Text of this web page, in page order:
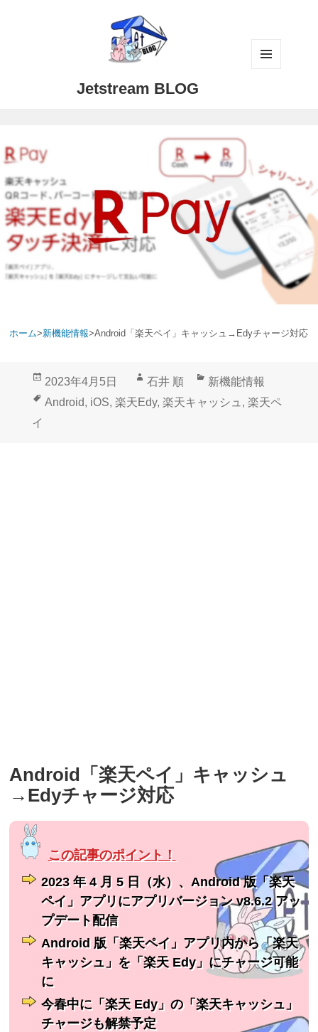
Jetstream BLOG
ホーム>新機能情報>Android「楽天ペイ」キャッシュ→Edyチャージ対応
投
稿
2023年4月5日
作
成
石井 順
カ
テ
新機能情報
タ
Android, iOS, 楽天Edy, 楽天キャッシュ, 楽天ペ
イ
Android「楽天ペイ」キャッシュ
→Edyチャージ対応
2023 年 4 月 5 日（水）、Android 版「楽天
ペイ」アプリにアプリバージョン v8.6.2 アッ
プデート配信
Android 版「楽天ペイ」アプリ内から「楽天
キャッシュ」を「楽天 Edy」にチャージ可能
に
今春中に「楽天 Edy」の「楽天キャッシュ」
チャージも解禁予定